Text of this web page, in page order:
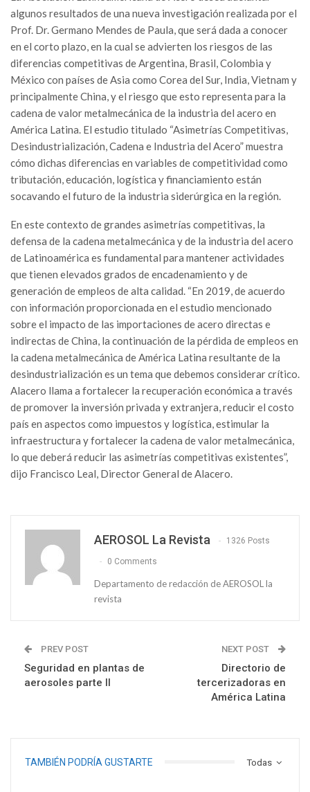
algunos resultados de una nueva investigación realizada por el
Prof. Dr. Germano Mendes de Paula, que será dada a conocer
en el corto plazo, en la cual se advierten los riesgos de las
diferencias competitivas de Argentina, Brasil, Colombia y
México con países de Asia como Corea del Sur, India, Vietnam y
principalmente China, y el riesgo que esto representa para la
cadena de valor metalmecánica de la industria del acero en
América Latina. El estudio titulado “Asimetrías Competitivas,
Desindustrialización, Cadena e Industria del Acero” muestra
cómo dichas diferencias en variables de competitividad como
tributación, educación, logística y financiamiento están
socavando el futuro de la industria siderúrgica en la región.
En este contexto de grandes asimetrías competitivas, la
defensa de la cadena metalmecánica y de la industria del acero
de Latinoamérica es fundamental para mantener actividades
que tienen elevados grados de encadenamiento y de
generación de empleos de alta calidad. “En 2019, de acuerdo
con información proporcionada en el estudio mencionado
sobre el impacto de las importaciones de acero directas e
indirectas de China, la continuación de la pérdida de empleos en
la cadena metalmecánica de América Latina resultante de la
desindustrialización es un tema que debemos considerar crítico.
Alacero llama a fortalecer la recuperación económica a través
de promover la inversión privada y extranjera, reducir el costo
país en aspectos como impuestos y logística, estimular la
infraestructura y fortalecer la cadena de valor metalmecánica,
lo que deberá reducir las asimetrías competitivas existentes”,
dijo Francisco Leal, Director General de Alacero.
AEROSOL La Revista 1326 Posts
0 Comments
Departamento de redacción de AEROSOL la
revista
PREV POST
Seguridad en plantas de
aerosoles parte II
NEXT POST
Directorio de
tercerizadoras en
América Latina
Todas
TAMBIÉN PODRÍA GUSTARTE